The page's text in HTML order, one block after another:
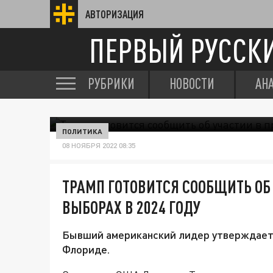
АВТОРИЗАЦИЯ
ПЕРВЫЙ
РУБРИКИ НОВОСТИ
ПОЛИТИКА
08 НОЯБРЯ 2022 08:35
ТРАМП ГОТОВИТСЯ СООБЩИТЬ
ВЫБОРАХ В 2024 ГОДУ
Бывший американский лидер
Флориде.